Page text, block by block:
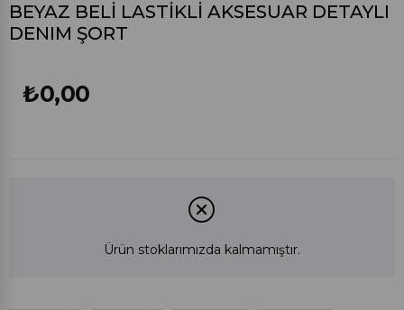
BEYAZ BELİ LASTİKLİ AKSESUAR DETAYLI
DENIM ŞORT
₺0,00
Ürün stoklarımızda kalmamıştır.